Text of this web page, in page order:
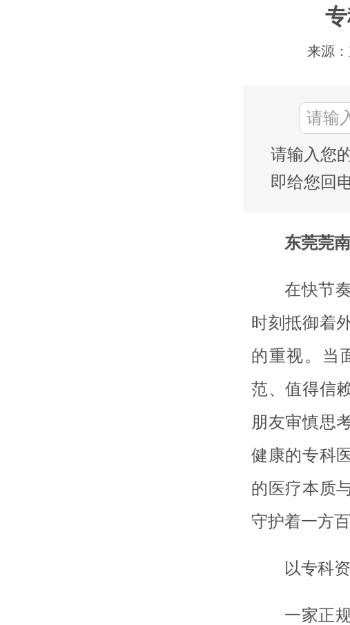
来源
请输入您
即给您回
东莞莞
在快节
时刻抵御着
的重视。当
范、值得信
朋友审慎思
健康的专科
的医疗本质
守护着一方
以专科
一家正